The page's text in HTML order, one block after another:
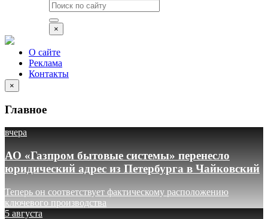
×
О сайте
Реклама
Контакты
×
Главное
вчера
АО «Газпром бытовые системы» перенесло
юридический адрес из Петербурга в Чайковский
Теперь он соответствует фактическому расположению
ключевого производства
5 августа